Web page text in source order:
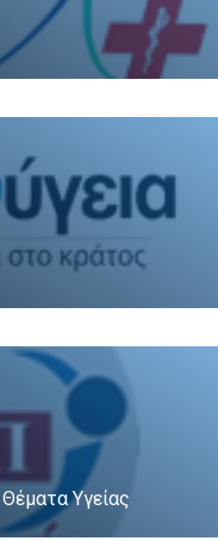
Υγείας